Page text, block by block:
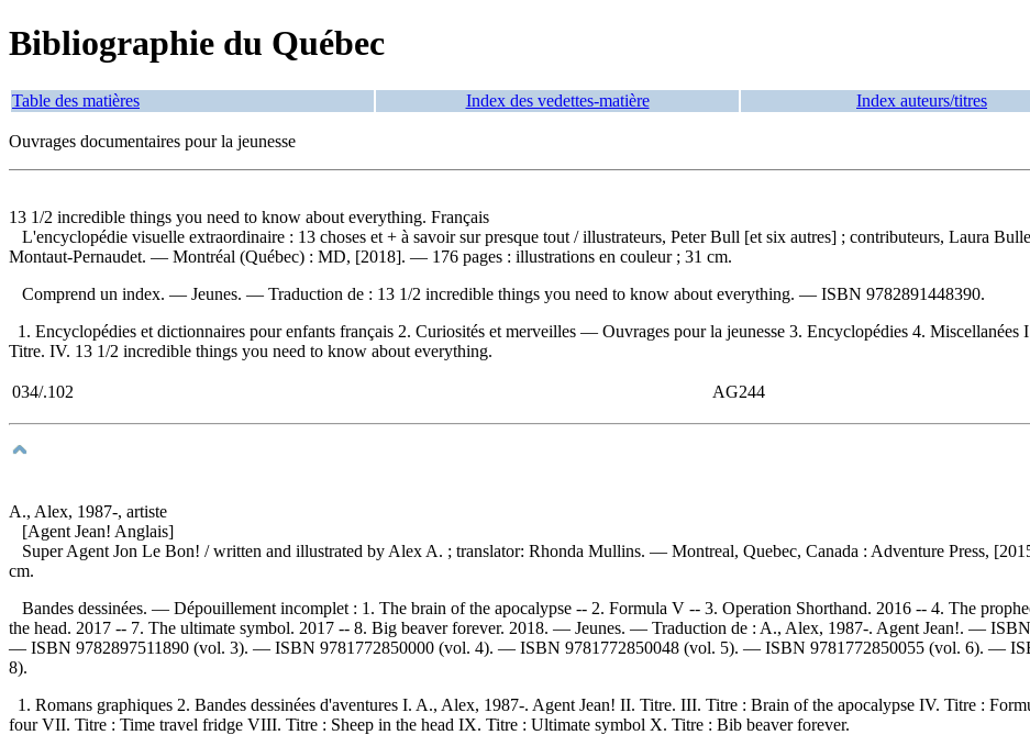
Bibliographie du Québec
Table des matières Index des vedettes-matière Index auteurs/titres
Ouvrages documentaires pour la jeunesse
13 1/2 incredible things you need to know about everything. Français
L'encyclopédie visuelle extraordinaire : 13 choses et + à savoir sur presque tout / illustrateurs, Peter Bull [et six autres] ; contributeurs, Laura
Montaut-Pernaudet. — Montréal (Québec) : MD, [2018]. — 176 pages : illustrations en couleur ; 31 cm.
Comprend un index. — Jeunes. — Traduction de : 13 1/2 incredible things you need to know about everything. — ISBN 9782891448390.
1. Encyclopédies et dictionnaires pour enfants français 2. Curiosités et merveilles — Ouvrages pour la jeunesse 3. Encyclopédies 4.
Titre. IV. 13 1/2 incredible things you need to know about everything.
034/.102 AG244
A., Alex, 1987-, artiste
[Agent Jean! Anglais]
Super Agent Jon Le Bon! / written and illustrated by Alex A. ; translator: Rhonda Mullins. — Montreal, Quebec, Canada : Adventure Press,
cm.
Bandes dessinées. — Dépouillement incomplet : 1. The brain of the apocalypse -- 2. Formula V -- 3. Operation Shorthand. 2016 -- 4. The
the head. 2017 -- 7. The ultimate symbol. 2017 -- 8. Big beaver forever. 2018. — Jeunes. — Traduction de : A., Alex, 1987-. Agent Jean!. — ISBN
— ISBN 9782897511890 (vol. 3). — ISBN 9781772850000 (vol. 4). — ISBN 9781772850048 (vol. 5). — ISBN 9781772850055 (vol. 6). —
8).
1. Romans graphiques 2. Bandes dessinées d'aventures I. A., Alex, 1987-. Agent Jean! II. Titre. III. Titre : Brain of the apocalypse IV. Titre :
four VII. Titre : Time travel fridge VIII. Titre : Sheep in the head IX. Titre : Ultimate symbol X. Titre : Bib beaver forever.